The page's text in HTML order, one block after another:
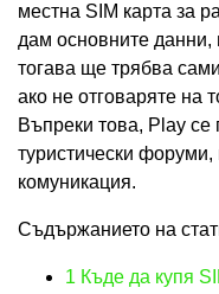
местна SIM карта за
дам основните данни,
тогава ще трябва
ако не отговаряте на
Въпреки това, Play
туристически форуми,
комуникация.
Съдържанието на
1 Къде да купя